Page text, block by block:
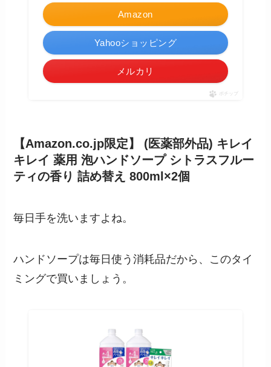
Amazon
Yahooショッピング
メルカリ
ポチップ
【Amazon.co.jp限定】 (医薬部外品) キレイ
キレイ 薬用 泡ハンドソープ シトラスフルー
ティの香り 詰め替え 800ml×2個
毎日手を洗いますよね。
ハンドソープは毎日使う消耗品だから、このタイ
ミングで買いましょう。